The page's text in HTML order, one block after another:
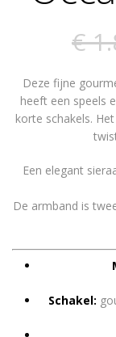
€
Deze fijne
heeft een speels
korte schakels.
Een elegant
De armband is
Schakel: